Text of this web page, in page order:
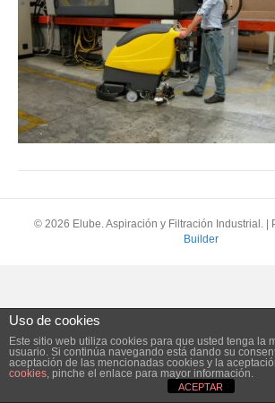
© 2026 Elube. Aspiración y Filtración Industrial.
Builder
Uso de cookies
Este sitio web utiliza cookies para que usted tenga la
usuario. Si continúa navegando está dando su
aceptación de las mencionadas cookies y la
cookies, pinche el enlace para mayor información.
ACEPTAR